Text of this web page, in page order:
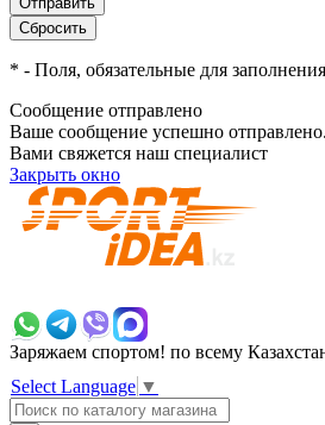
* - Поля, обязательные для заполнения
Сообщение отправлено
Ваше сообщение успешно
Вами свяжется наш специалист
Закрыть окно
Заряжаем спортом! по всему
Select Language ▼